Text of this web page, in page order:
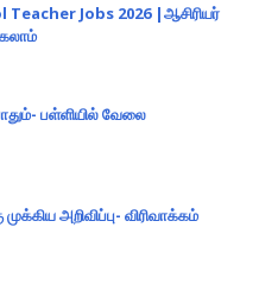
Jobs 2026 |ஆசிரியர்
பள்ளியில் வேலை
அறிவிப்பு- விரிவாக்கம்